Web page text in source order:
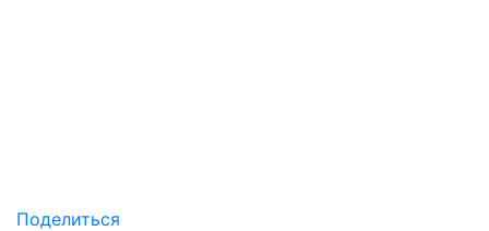
Поделиться